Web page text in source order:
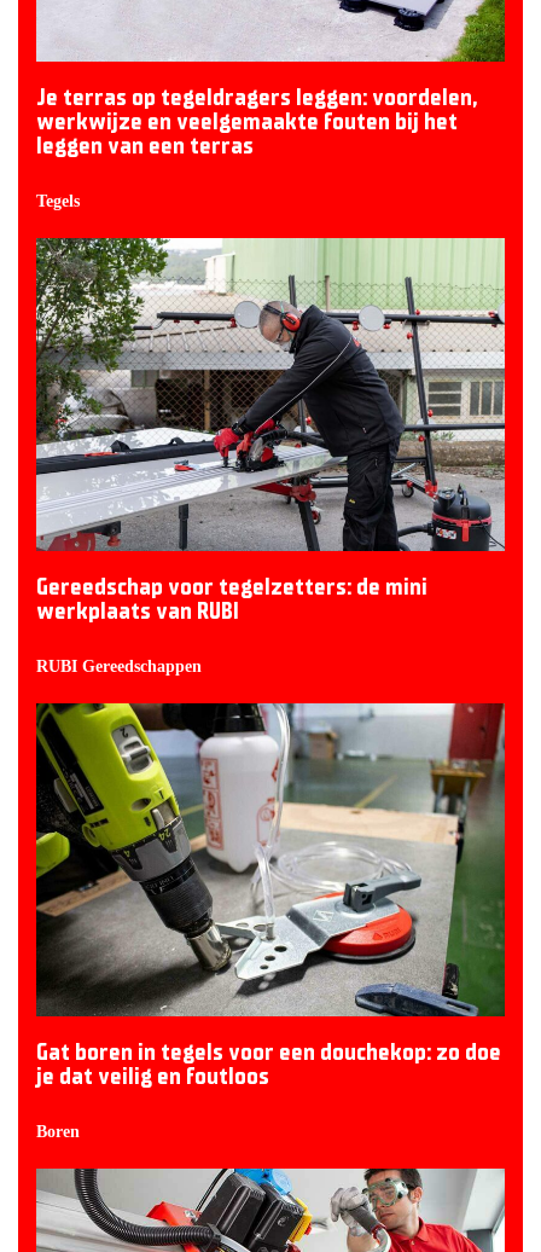
Je terras op tegeldragers leggen: voordelen,
werkwijze en veelgemaakte fouten bij het
leggen van een terras
Tegels
Gereedschap voor tegelzetters: de mini
werkplaats van RUBI
RUBI Gereedschappen
Gat boren in tegels voor een douchekop: zo doe
je dat veilig en foutloos
Boren